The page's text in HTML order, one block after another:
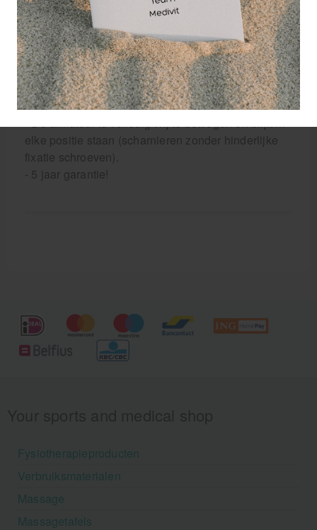
is.
Productkenmerken LUXO WAVE LED Loupelamp:
- De loupelamp bevat 2x krachtige 6W LED
verlichting, dimbaar en onafhankelijk te schakelen.
- De metalen armatuur en metalen behuizing zijn
goed schoon te maken.
elke positie staan (scharnieren zonder hinderlijke
fixatie schroeven).
- 5 jaar garantie!
Fysiotherapieproducten
Verbruiksmaterialen
Massage
Massagetafels